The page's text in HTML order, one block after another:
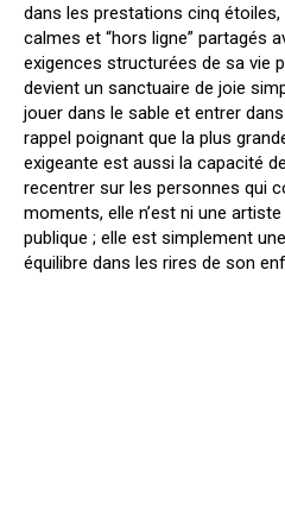
dans les prestations cinq
calmes et “hors ligne” partagés
exigences structurées de sa vie
devient un sanctuaire de joie
jouer dans le sable et entrer
rappel poignant que la plus
exigeante est aussi la capacité
recentrer sur les personnes qui
moments, elle n’est ni une
publique ; elle est simplement
équilibre dans les rires de son